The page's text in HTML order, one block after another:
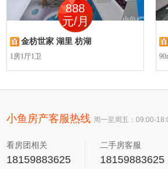
888
元/月
金枋世家 湖里 枋湖
1房1厅1卫
小鱼房产客服热线 周一至周五：09:00-
看房团相关
18159883625
二手房客服
18159883625